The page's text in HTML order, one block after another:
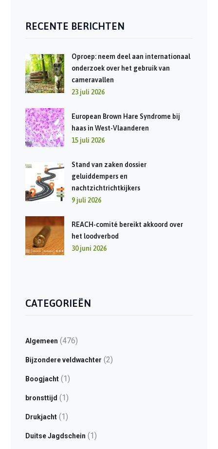
RECENTE BERICHTEN
Oproep: neem deel aan internationaal
onderzoek over het gebruik van
cameravallen
23 juli 2026
European Brown Hare Syndrome bij
haas in West-Vlaanderen
15 juli 2026
Stand van zaken dossier
geluiddempers en
nachtzichtrichtkijkers
9 juli 2026
REACH-comité bereikt akkoord over
het loodverbod
30 juni 2026
CATEGORIEËN
Algemeen (476)
Bijzondere veldwachter (2)
Boogjacht(1)
bronsttijd (1)
Drukjacht(1)
Duitse Jagdschein (1)